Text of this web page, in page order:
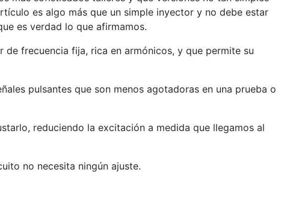
es algo más que un simple inyector y no debe estar
es verdad lo que afirmamos.
frecuencia fija, rica en armónicos, y que permite su
pulsantes que son menos agotadoras en una prueba o
reduciendo la excitación a medida que llegamos al
no necesita ningún ajuste.